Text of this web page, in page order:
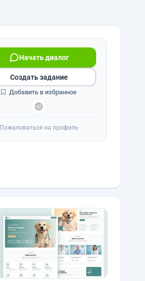
Начать диалог
Создать задание
Добавить в избранное
Пожаловаться на профиль